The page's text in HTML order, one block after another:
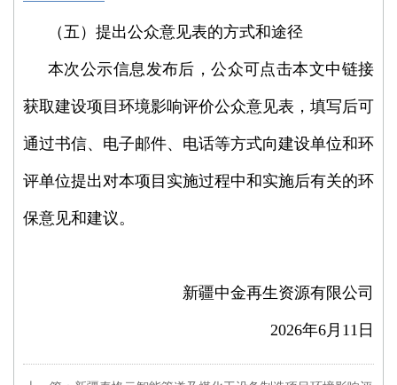
（五）提出公众意见表的方式和途径
本次公示信息发布后，公众可点击本文中链接
获取建设项目环境影响评价公众意见表，填写后可
通过书信、电子邮件、电话等方式向建设单位和环
评单位提出对本项目实施过程中和实施后有关的环
保意见和建议。
新疆中金再生资源有限公司
2026年6月11 日